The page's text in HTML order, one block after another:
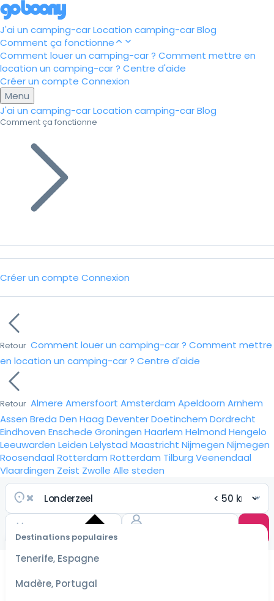
J'ai un camping-carLocation camping-carBlog
Comment ça fonctionne
Comment louer un camping-car ? Comment mettre en
location un camping-car ? Centre d'aide
Créer un compte Connexion
Menu
J'ai un camping-carLocation camping-carBlog
Comment ça fonctionne
Créer un compte Connexion
Retour Comment louer un camping-car ? Comment mettre
en location un camping-car ? Centre d'aide
Retour Almere Amersfoort Amsterdam Apeldoorn Arnhem
Assen Breda Den Haag DeventerDoetinchem Dordrecht
Eindhoven Enschede Groningen Haarlem Helmond Hengelo
Leeuwarden Leiden Lelystad Maastricht Nijmegen Nijmegen
Roosendaal Rotterdam Rotterdam Tilburg Veenendaal
Vlaardingen Zeist Zwolle Alle steden
Destinations populaires
Tenerife, Espagne
Madère, Portugal
Choisir
les
pour les